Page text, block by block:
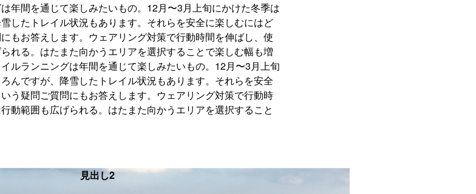
年間を通じて楽しみたいもの。12月〜3月上旬にかけた冬季は
したトレイル状況もあります。それらを安全に楽しむにはど
もお答えします。ウェアリング対策で行動時間を伸ばし、使
れる。はたまた向かうエリアを選択することで楽しむ幅も増
ルランニングは年間を通じて楽しみたいもの。12月〜3月上旬
んですが、降雪したトレイル状況もあります。それらを安全
う疑問ご質問にもお答えします。ウェアリング対策で行動時
動範囲も広げられる。はたまた向かうエリアを選択すること
見出し2